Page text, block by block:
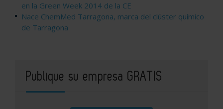
en la Green Week 2014 de la CE
Nace ChemMed Tarragona, marca del clúster químico
de Tarragona
Publique su empresa GRATIS